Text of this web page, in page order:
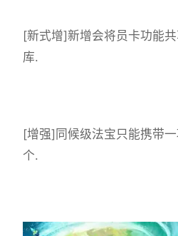
[新式增]新增会将员卡功能
库.
[增强]同候级法宝只能携带
个.